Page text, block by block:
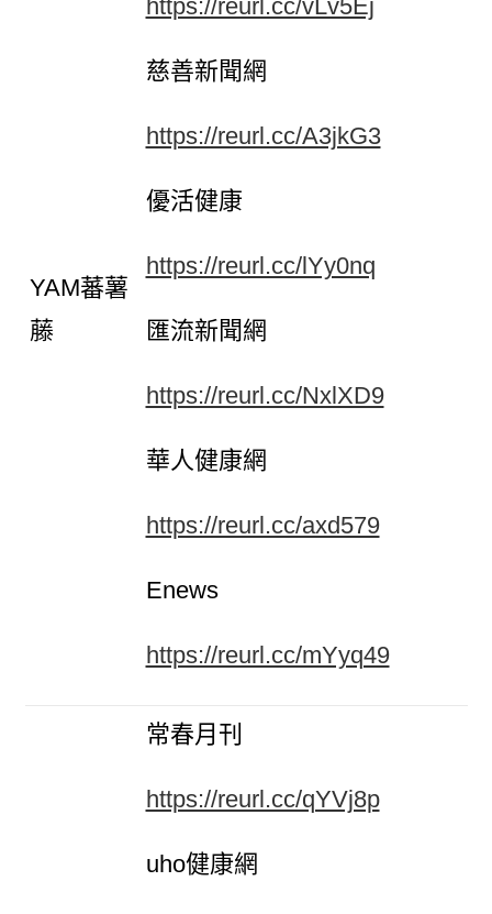
YAM蕃薯
藤
https://reurl.cc/vLv5Ej
慈善新聞網
https://reurl.cc/A3jkG3
優活健康
https://reurl.cc/lYy0nq
匯流新聞網
https://reurl.cc/NxlXD9
華人健康網
https://reurl.cc/axd579
Enews
https://reurl.cc/mYyq49
常春月刊
https://reurl.cc/qYVj8p
uho健康網